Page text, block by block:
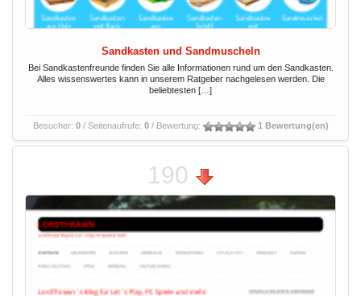
Sandkasten und Sandmuscheln
Bei Sandkastenfreunde finden Sie alle Informationen rund um den Sandkasten.
Alles wissenswertes kann in unserem Ratgeber nachgelesen werden. Die
beliebtesten […]
Besucher: 0/ Seitenaufrufe: 0/ Bewertung: 1 Bewertung(en)
190